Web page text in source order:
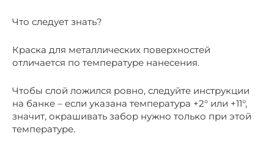
Что следует знать?
Краска для металлических поверхностей
отличается по температуре нанесения.
Чтобы слой ложился ровно, следуйте инструкции
на банке – если указана температура +2° или +11°,
значит, окрашивать забор нужно только при этой
температуре.